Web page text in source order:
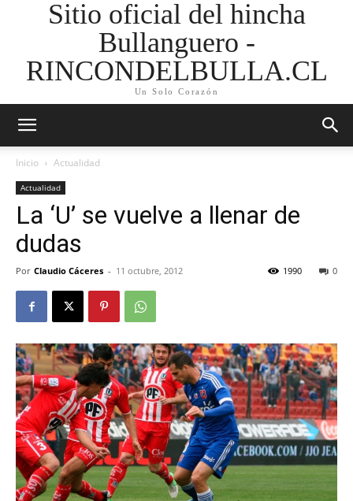
Sitio oficial del hincha
Bullanguero -
RINCONDELBULLA.CL
Un Solo Corazón
Inicio Actualidad
Actualidad
La ‘U’ se vuelve a llenar de
dudas
Por Claudio Cáceres - 11 octubre, 2012 0
1990